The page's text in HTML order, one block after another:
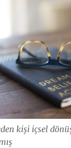
kişi içsel